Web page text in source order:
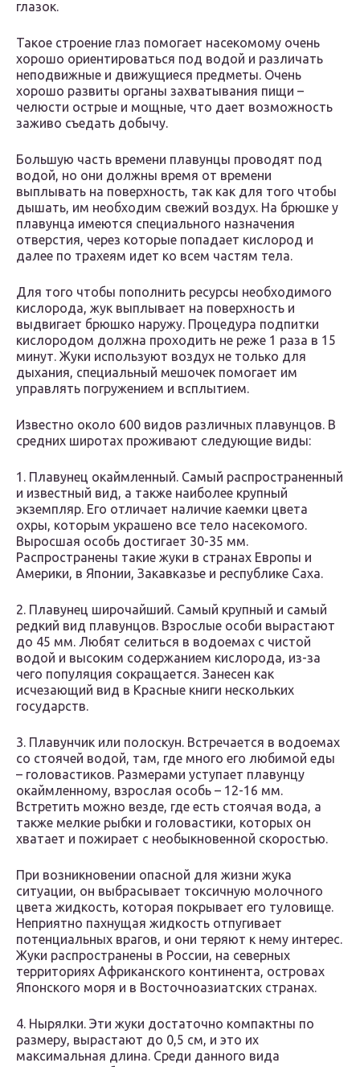
глазок.
Такое строение глаз помогает насекомому очень
хорошо ориентироваться под водой и различать
неподвижные и движущиеся предметы. Очень
хорошо развиты органы захватывания пищи –
челюсти острые и мощные, что дает возможность
заживо съедать добычу.
Большую часть времени плавунцы проводят под
водой, но они должны время от времени
выплывать на поверхность, так как для того чтобы
дышать, им необходим свежий воздух. На брюшке у
плавунца имеются специального назначения
отверстия, через которые попадает кислород и
далее по трахеям идет ко всем частям тела.
Для того чтобы пополнить ресурсы необходимого
кислорода, жук выплывает на поверхность и
выдвигает брюшко наружу. Процедура подпитки
кислородом должна проходить не реже 1 раза в 15
минут. Жуки используют воздух не только для
дыхания, специальный мешочек помогает им
управлять погружением и всплытием.
Известно около 600 видов различных плавунцов. В
средних широтах проживают следующие виды:
1. Плавунец окаймленный. Самый распространенный
и известный вид, а также наиболее крупный
экземпляр. Его отличает наличие каемки цвета
охры, которым украшено все тело насекомого.
Выросшая особь достигает 30-35 мм.
Распространены такие жуки в странах Европы и
Америки, в Японии, Закавказье и республике Саха.
2. Плавунец широчайший. Самый крупный и самый
редкий вид плавунцов. Взрослые особи вырастают
до 45 мм. Любят селиться в водоемах с чистой
водой и высоким содержанием кислорода, из-за
чего популяция сокращается. Занесен как
исчезающий вид в Красные книги нескольких
государств.
3. Плавунчик или полоскун. Встречается в водоемах
со стоячей водой, там, где много его любимой еды
– головастиков. Размерами уступает плавунцу
окаймленному, взрослая особь – 12-16 мм.
Встретить можно везде, где есть стоячая вода, а
также мелкие рыбки и головастики, которых он
хватает и пожирает с необыкновенной скоростью.
При возникновении опасной для жизни жука
ситуации, он выбрасывает токсичную молочного
цвета жидкость, которая покрывает его туловище.
Неприятно пахнущая жидкость отпугивает
потенциальных врагов, и они теряют к нему интерес.
Жуки распространены в России, на северных
территориях Африканского континента, островах
Японского моря и в Восточноазиатских странах.
4. Нырялки. Эти жуки достаточно компактны по
размеру, вырастают до 0,5 см, и это их
максимальная длина. Среди данного вида